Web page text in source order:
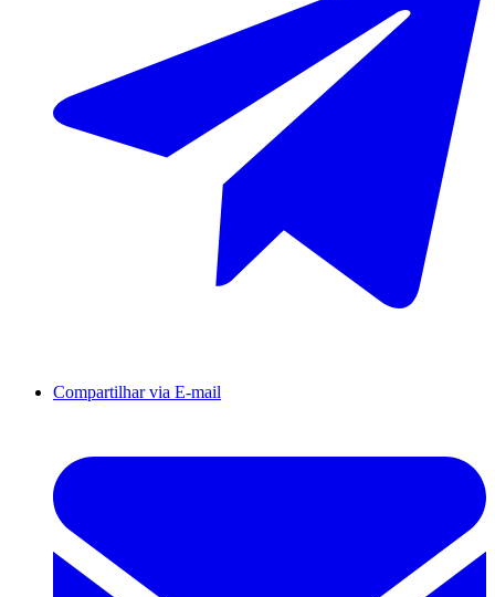
Compartilhar via E-mail